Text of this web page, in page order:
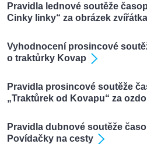
Pravidla lednové soutěže
Cinky linky“ za obrázek zvířátka
Vyhodnocení prosincové
o traktůrky Kovap
Pravidla prosincové soutěže
„Traktůrek od Kovapu“ za
Pravidla dubnové soutěže
Povídačky na cesty